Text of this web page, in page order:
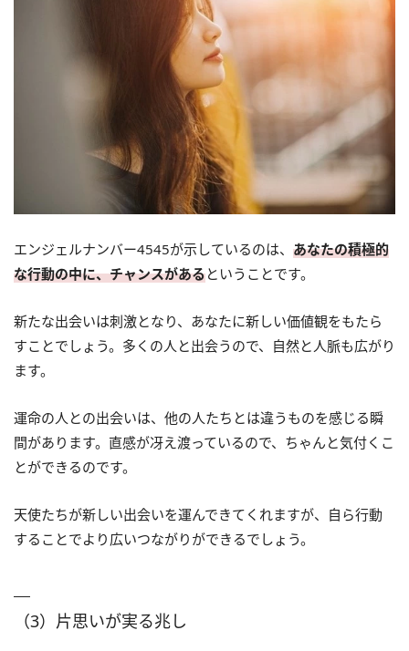
エンジェルナンバー4545が示しているのは、 あなたの積極的
な行動の中に、チャンスがあるということです。
新たな出会いは刺激となり、あなたに新しい価値観をもたら
すことでしょう。多くの人と出会うので、自然と人脈も広がり
ます。
運命の人との出会いは、他の人たちとは違うものを感じる瞬
間があります。直感が冴え渡っているので、ちゃんと気付くこ
とができるのです。
天使たちが新しい出会いを運んできてくれますが、自ら行動
することでより広いつながりができるでしょう。
（3）片思いが実る兆し